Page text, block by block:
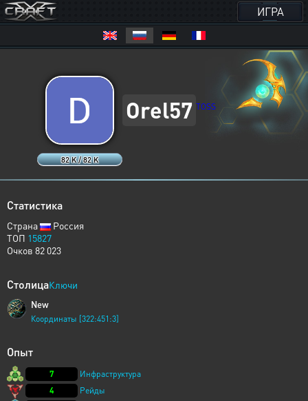
ИГРА
82 K / 82 K
Orel57 TOSS
Статистика
Страна
Россия
ТОП 15827
Очков 82 023
СтолицаКлючи
New
Координаты [322:451:3]
Опыт
7
Инфраструктура
4
Рейды